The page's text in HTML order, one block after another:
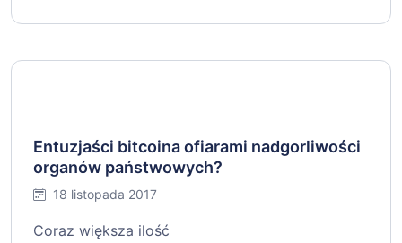
Entuzjaści bitcoina ofiarami nadgorliwości
organów państwowych?
18 listopada 2017
Coraz większa ilość